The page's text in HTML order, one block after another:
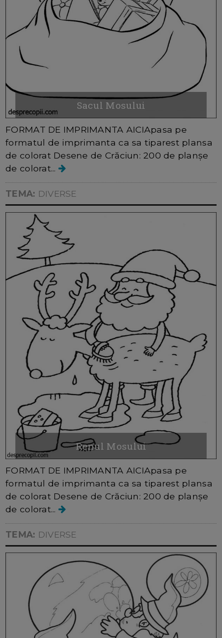
Sacul Mosului
FORMAT DE IMPRIMANTA AICIApasa pe
formatul de imprimanta ca sa tiparest plansa
de colorat Desene de Crăciun: 200 de planșe
de colorat...
TEMA: DIVERSE
Renul Mosului
FORMAT DE IMPRIMANTA AICIApasa pe
formatul de imprimanta ca sa tiparest plansa
de colorat Desene de Crăciun: 200 de planșe
de colorat...
TEMA: DIVERSE